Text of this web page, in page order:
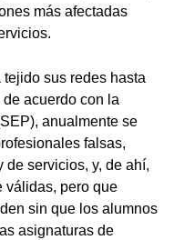
más afectadas
sus redes hasta
acuerdo con la
anualmente se
falsas,
de servicios, y, de ahí,
válidas, pero que
sin que los alumnos
asignaturas de